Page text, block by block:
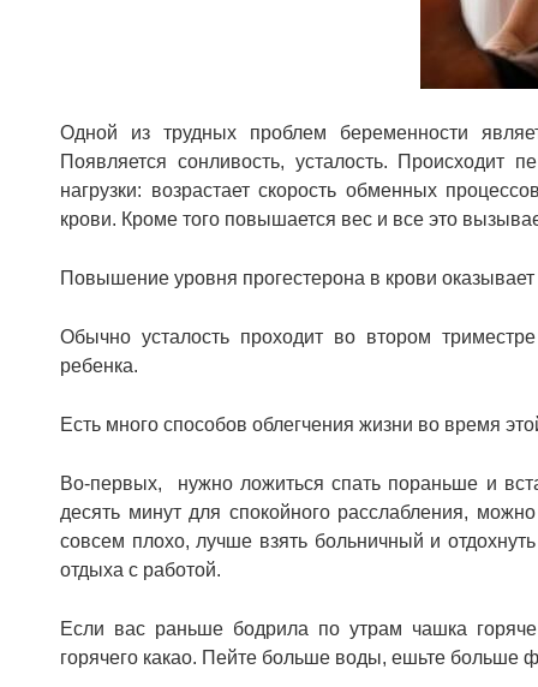
Одной из трудных проблем беременности
Появляется сонливость, усталость. Происходит
нагрузки: возрастает скорость обменных
крови. Кроме того повышается вес и все это
Повышение уровня прогестерона в крови
Обычно усталость проходит во втором
ребенка.
Есть много способов облегчения жизни во время
Во-первых, нужно ложиться спать пораньше и
десять минут для спокойного расслабления,
совсем плохо, лучше взять больничный и
отдыха с работой.
Если вас раньше бодрила по утрам чашка
горячего какао. Пейте больше воды, ешьте больше